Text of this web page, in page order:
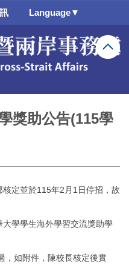
Language▼
獎助公告(115學
定並於115年2月1日停招，故
學學生海外學習交流獎助學
，如附件，陳校長核定後實